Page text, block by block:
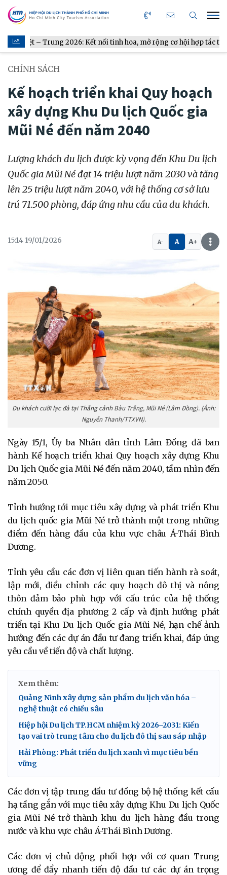
2026: Kết nối tinh hoa, mở rộng cơ hội hợp tác từ gian bếp
CHÍNH SÁCH
Kế hoạch triển khai Quy hoạch
xây dựng Khu Du lịch Quốc gia
Mũi Né đến năm 2040
Lượng khách du lịch được kỳ vọng đến Khu Du lịch
Quốc gia Mũi Né đạt 14 triệu lượt năm 2030 và tăng
lên 25 triệu lượt năm 2040, với hệ thống cơ sở lưu
trú 71.500 phòng, đáp ứng nhu cầu của du khách.
15:14 19/01/2026 A- A A+
Du khách cưỡi lạc đà tại Thắng cảnh Bàu Trắng, Mũi Né (Lâm Đồng). (Ảnh:
Nguyễn Thanh/TTXVN).
Ngày 15/1, Ủy ba Nhân dân tỉnh Lâm Đồng đã ban
hành Kế hoạch triển khai Quy hoạch xây dựng Khu
Du lịch Quốc gia Mũi Né đến năm 2040, tầm nhìn đến
năm 2050.
Tỉnh hướng tới mục tiêu xây dựng và phát triển Khu
du lịch quốc gia Mũi Né trở thành một trong những
điểm đến hàng đầu của khu vực châu Á-Thái Bình
Dương.
Tỉnh yêu cầu các đơn vị liên quan tiến hành rà soát,
lập mới, điều chỉnh các quy hoạch đô thị và nông
thôn đảm bảo phù hợp với cấu trúc của hệ thống
chính quyền địa phương 2 cấp và định hướng phát
triển tại Khu Du lịch Quốc gia Mũi Né, hạn chế ảnh
hưởng đến các dự án đầu tư đang triển khai, đáp ứng
yêu cầu về tiến độ và chất lượng.
Xem thêm:
Quảng Ninh xây dựng sản phẩm du lịch văn hóa –
nghệ thuật có chiều sâu
Hiệp hội Du lịch TP.HCM nhiệm kỳ 2026–2031: Kiến
tạo vai trò trung tâm cho du lịch đô thị sau sáp nhập
Hải Phòng: Phát triển du lịch xanh vì mục tiêu bền
vững
Các đơn vị tập trung đầu tư đồng bộ hệ thống kết cấu
hạ tầng gắn với mục tiêu xây dựng Khu Du lịch Quốc
gia Mũi Né trở thành khu du lịch hàng đầu trong
nước và khu vực châu Á-Thái Bình Dương.
Các đơn vị chủ động phối hợp với cơ quan Trung
ương để đẩy nhanh tiến độ đầu tư các dự án trọng